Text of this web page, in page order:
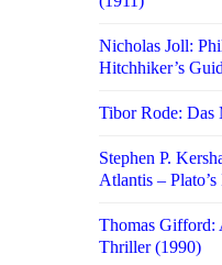
Nicholas Joll:
Hitchhiker’s
Tibor Rode: Das
Stephen P.
Atlantis –
Thomas Gifford:
Thriller (1990)